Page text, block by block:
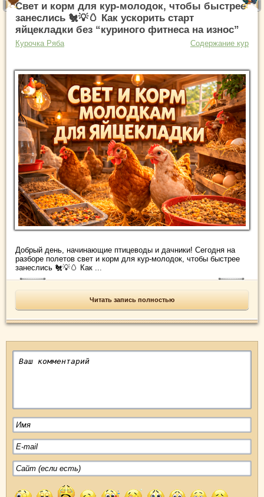
Свет и корм для кур-молодок, чтобы быстрее
занеслись 🐔💡🥚 Как ускорить старт
яйцекладки без “куриного фитнеса на износ”
Курочка Ряба Содержание кур
Добрый день, начинающие птицеводы и дачники! Сегодня на
разборе полетов свет и корм для кур-молодок, чтобы быстрее
занеслись 🐔💡🥚 Как ...
Читать запись полностью